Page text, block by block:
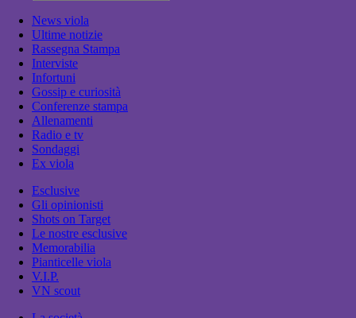
News viola
Ultime notizie
Rassegna Stampa
Interviste
Infortuni
Gossip e curiosità
Conferenze stampa
Allenamenti
Radio e tv
Sondaggi
Ex viola
Esclusive
Gli opinionisti
Shots on Target
Le nostre esclusive
Memorabilia
Pianticelle viola
V.I.P.
VN scout